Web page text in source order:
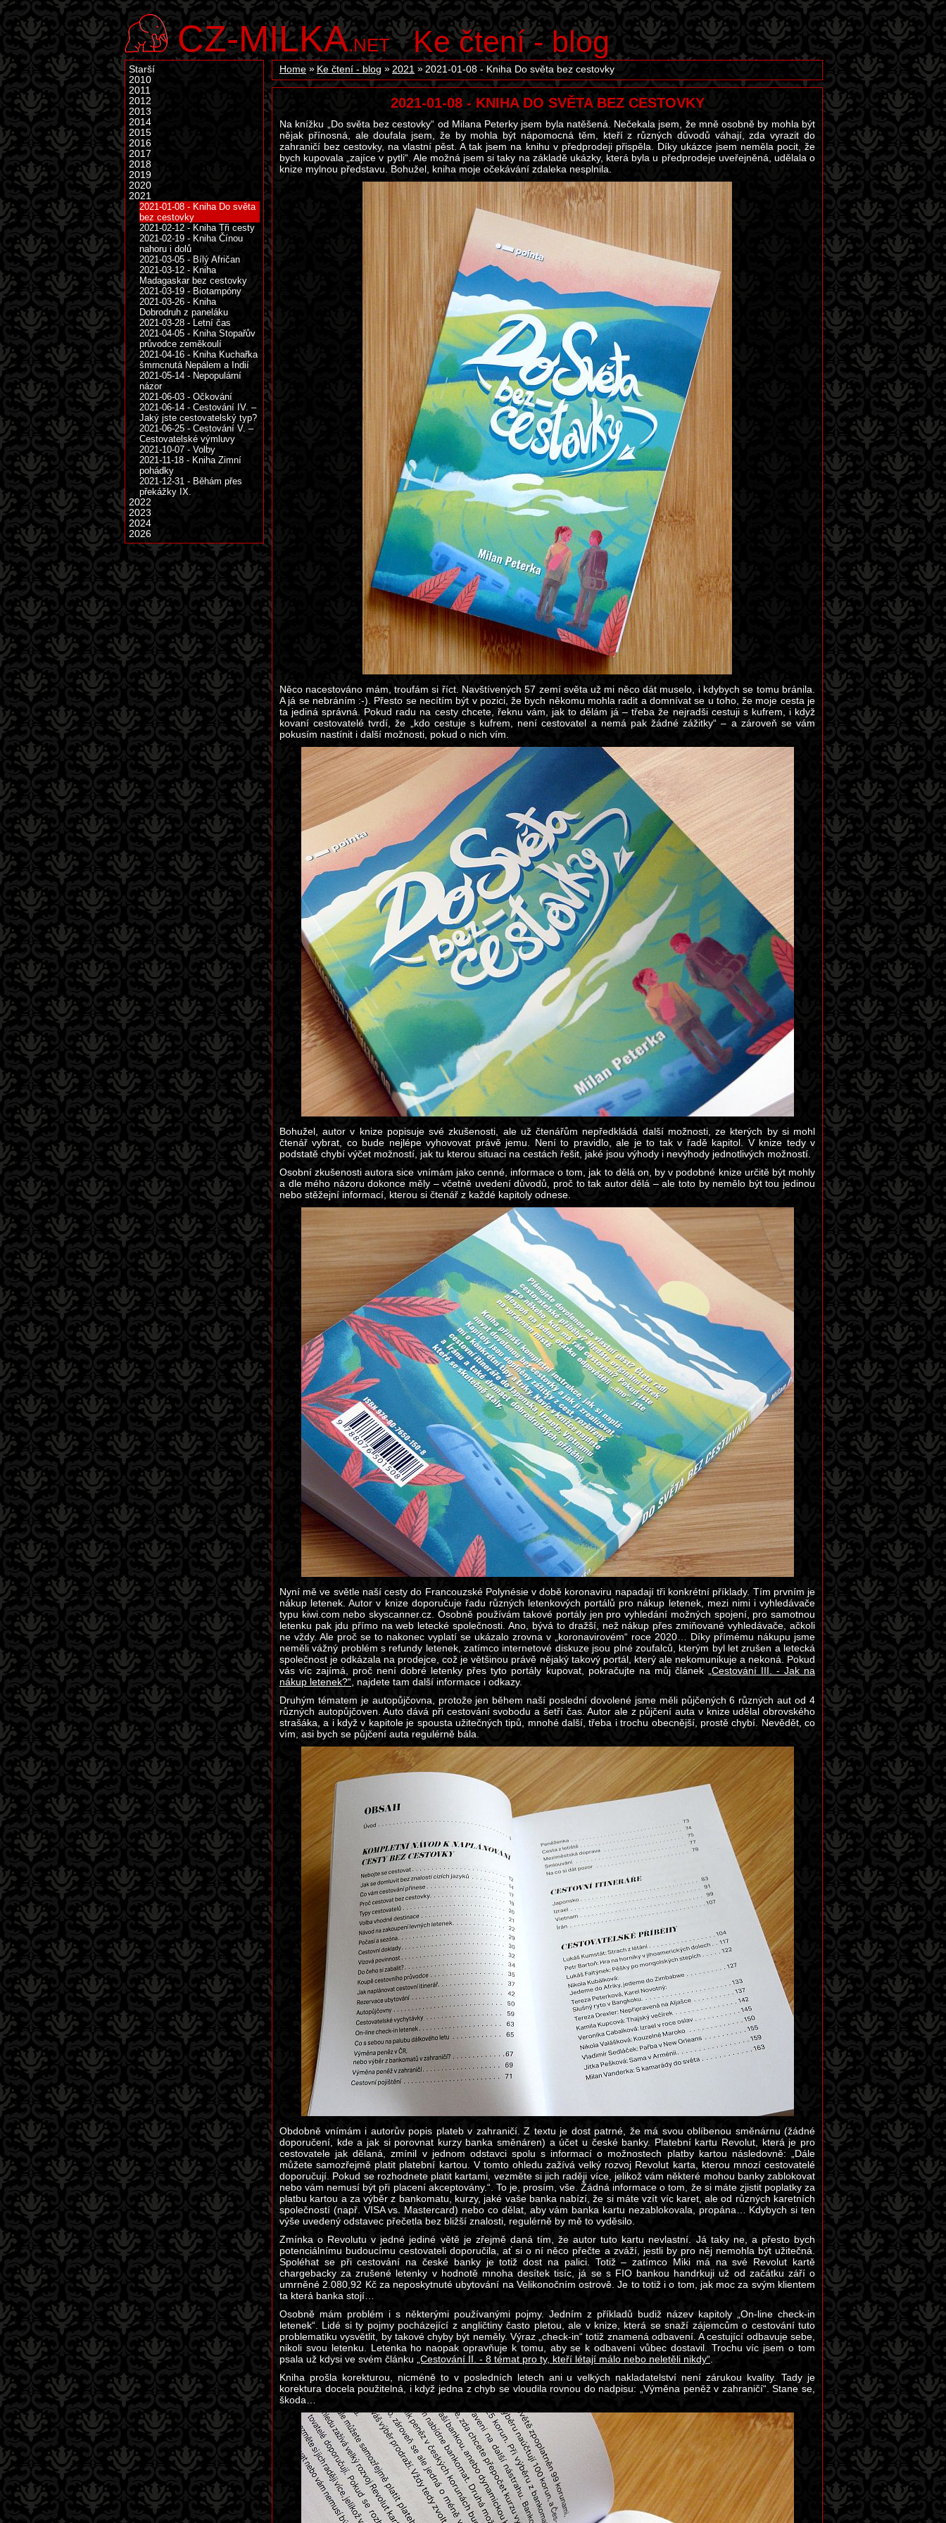
CZ-MILKA.NET Ke čtení - blog
Home Ke čtení - blog 2021 2021-01-08 - Kniha Do světa bez cestovky
2021-01-08 - KNIHA DO SVĚTA BEZ CESTOVKY
Na knížku „Do světa bez cestovky“ od Milana Peterky jsem byla natěšená. Nečekala jsem, že mně osobně by mohla být
nějak přínosná, ale doufala jsem, že by mohla být nápomocná těm, kteří z různých důvodů váhají, zda vyrazit do
zahraničí bez cestovky, na vlastní pěst. A tak jsem na knihu v předprodeji přispěla. Díky ukázce jsem neměla pocit, že
bych kupovala „zajíce v pytli“. Ale možná jsem si taky na základě ukázky, která byla u předprodeje uveřejněná, udělala o
knize mylnou představu. Bohužel, kniha moje očekávání zdaleka nesplnila.
Něco nacestováno mám, troufám si říct. Navštívených 57 zemí světa už mi něco dát muselo, i kdybych se tomu bránila.
A já se nebráním :-). Přesto se necítím být v pozici, že bych někomu mohla radit a domnívat se u toho, že moje cesta je
ta jediná správná. Pokud radu na cesty chcete, řeknu vám, jak to dělám já – třeba že nejradši cestuji s kufrem, i když
kovaní cestovatelé tvrdí, že „kdo cestuje s kufrem, není cestovatel a nemá pak žádné zážitky“ – a zároveň se vám
pokusím nastínit i další možnosti, pokud o nich vím.
Bohužel, autor v knize popisuje své zkušenosti, ale už čtenářům nepředkládá další možnosti, ze kterých by si mohl
čtenář vybrat, co bude nejlépe vyhovovat právě jemu. Není to pravidlo, ale je to tak v řadě kapitol. V knize tedy v
podstatě chybí výčet možností, jak tu kterou situaci na cestách řešit, jaké jsou výhody i nevýhody jednotlivých možností.
Osobní zkušenosti autora sice vnímám jako cenné, informace o tom, jak to dělá on, by v podobné knize určitě být mohly
a dle mého názoru dokonce měly – včetně uvedení důvodů, proč to tak autor dělá – ale toto by nemělo být tou jedinou
nebo stěžejní informací, kterou si čtenář z každé kapitoly odnese.
Nyní mě ve světle naší cesty do Francouzské Polynésie v době koronaviru napadají tři konkrétní příklady. Tím prvním je
nákup letenek. Autor v knize doporučuje řadu různých letenkových portálů pro nákup letenek, mezi nimi i vyhledávače
typu kiwi.com nebo skyscanner.cz. Osobně používám takové portály jen pro vyhledání možných spojení, pro samotnou
letenku pak jdu přímo na web letecké společnosti. Ano, bývá to dražší, než nákup přes zmiňované vyhledávače, ačkoli
ne vždy. Ale proč se to nakonec vyplatí se ukázalo zrovna v „koronavirovém“ roce 2020… Díky přímému nákupu jsme
neměli vážný problém s refundy letenek, zatímco internetové diskuze jsou plné zoufalců, kterým byl let zrušen a letecká
společnost je odkázala na prodejce, což je většinou právě nějaký takový portál, který ale nekomunikuje a nekoná. Pokud
vás víc zajímá, proč není dobré letenky přes tyto portály kupovat, pokračujte na můj článek „Cestování III. - Jak na
nákup letenek?“, najdete tam další informace i odkazy.
Druhým tématem je autopůjčovna, protože jen během naší poslední dovolené jsme měli půjčených 6 různých aut od 4
různých autopůjčoven. Auto dává při cestování svobodu a šetří čas. Autor ale z půjčení auta v knize udělal obrovského
strašáka, a i když v kapitole je spousta užitečných tipů, mnohé další, třeba i trochu obecnější, prostě chybí. Nevědět, co
vím, asi bych se půjčení auta regulérně bála.
Obdobně vnímám i autorův popis plateb v zahraničí. Z textu je dost patrné, že má svou oblíbenou směnárnu (žádné
doporučení, kde a jak si porovnat kurzy banka směnáren) a účet u české banky. Platební kartu Revolut, která je pro
cestovatele jak dělaná, zmínil v jednom odstavci spolu s informací o možnostech platby kartou následovně: „Dále
můžete samozřejmě platit platební kartou. V tomto ohledu zažívá velký rozvoj Revolut karta, kterou mnozí cestovatelé
doporučují. Pokud se rozhodnete platit kartami, vezměte si jich raději více, jelikož vám některé mohou banky zablokovat
nebo vám nemusí být při placení akceptovány.“. To je, prosím, vše. Žádná informace o tom, že si máte zjistit poplatky za
platbu kartou a za výběr z bankomatu, kurzy, jaké vaše banka nabízí, že si máte vzít víc karet, ale od různých karetních
společností (např. VISA vs. Mastercard) nebo co dělat, aby vám banka kartu nezablokovala, propána… Kdybych si ten
výše uvedený odstavec přečetla bez bližší znalosti, regulérně by mě to vyděsilo.
Zmínka o Revolutu v jedné jediné větě je zřejmě daná tím, že autor tuto kartu nevlastní. Já taky ne, a přesto bych
potenciálnímu budoucímu cestovateli doporučila, ať si o ní něco přečte a zváží, jestli by pro něj nemohla být užitečná.
Spoléhat se při cestování na české banky je totiž dost na palici. Totiž – zatímco Miki má na své Revolut kartě
chargebacky za zrušené letenky v hodnotě mnoha desítek tisíc, já se s FIO bankou handrkuji už od začátku září o
umrněné 2.080,92 Kč za neposkytnuté ubytování na Velikonočním ostrově. Je to totiž i o tom, jak moc za svým klientem
ta která banka stojí…
Osobně mám problém i s některými používanými pojmy. Jedním z příkladů budiž název kapitoly „On-line check-in
letenek“. Lidé si ty pojmy pocházející z angličtiny často pletou, ale v knize, která se snaží zájemcům o cestování tuto
problematiku vysvětlit, by takové chyby být neměly. Výraz „check-in“ totiž znamená odbavení. A cestující odbavuje sebe,
nikoli svou letenku. Letenka ho naopak opravňuje k tomu, aby se k odbavení vůbec dostavil. Trochu víc jsem o tom
psala už kdysi ve svém článku „Cestování II. - 8 témat pro ty, kteří létají málo nebo neletěli nikdy“.
Kniha prošla korekturou, nicméně to v posledních letech ani u velkých nakladatelství není zárukou kvality. Tady je
korektura docela použitelná, i když jedna z chyb se vloudila rovnou do nadpisu: „Výměna peněž v zahraničí“. Stane se,
škoda…
Starší
2010
2011
2012
2013
2014
2015
2016
2017
2018
2019
2020
2021
2021-01-08 - Kniha Do světa
bez cestovky
2021-02-12 - Kniha Tři cesty
2021-02-19 - Kniha Čínou
nahoru i dolů
2021-03-05 - Bílý Afričan
2021-03-12 - Kniha
Madagaskar bez cestovky
2021-03-19 - Biotampóny
2021-03-26 - Kniha
Dobrodruh z paneláku
2021-03-28 - Letní čas
2021-04-05 - Kniha Stopařův
průvodce zeměkoulí
2021-04-16 - Kniha Kuchařka
šmrncnutá Nepálem a Indií
2021-05-14 - Nepopulární
názor
2021-06-03 - Očkování
2021-06-14 - Cestování IV. –
Jaký jste cestovatelský typ?
2021-06-25 - Cestování V. –
Cestovatelské výmluvy
2021-10-07 - Volby
2021-11-18 - Kniha Zimní
pohádky
2021-12-31 - Běhám přes
překážky IX.
2022
2023
2024
2026